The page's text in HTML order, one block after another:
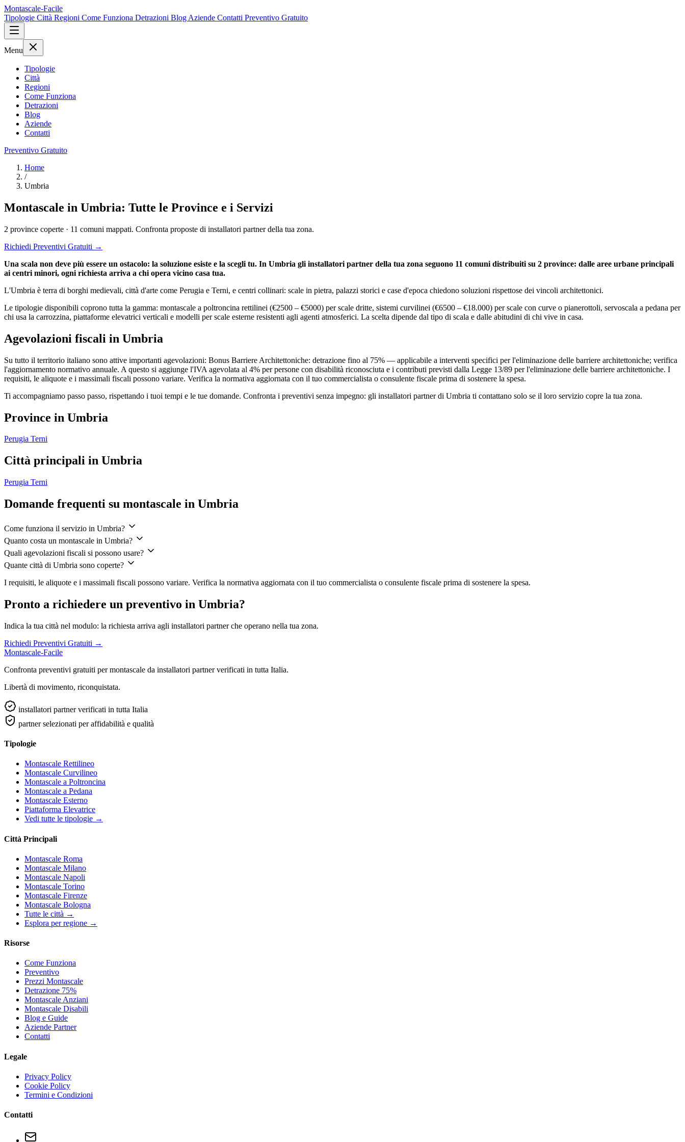
Montascale-Facile
Tipologie Città Regioni Come Funziona Detrazioni Blog Aziende Contatti Preventivo Gratuito
Menu
Tipologie
Città
Regioni
Come Funziona
Detrazioni
Blog
Aziende
Contatti
Preventivo Gratuito
Home
/
Umbria
Montascale in Umbria: Tutte le Province e i Servizi
2 province coperte · 11 comuni mappati. Confronta proposte di installatori partner della tua zona.
Richiedi Preventivi Gratuiti →
Una scala non deve più essere un ostacolo: la soluzione esiste e la scegli tu. In Umbria gli installatori partner della tua zona seguono 11 comuni distribuiti su 2 province: dalle aree urbane principali
ai centri minori, ogni richiesta arriva a chi opera vicino casa tua.
L'Umbria è terra di borghi medievali, città d'arte come Perugia e Terni, e centri collinari: scale in pietra, palazzi storici e case d'epoca chiedono soluzioni rispettose dei vincoli architettonici.
Le tipologie disponibili coprono tutta la gamma: montascale a poltroncina rettilinei (€2500 – €5000) per scale dritte, sistemi curvilinei (€6500 – €18.000) per scale con curve o pianerottoli, servoscala a pedana per
chi usa la carrozzina, piattaforme elevatrici verticali e modelli per scale esterne resistenti agli agenti atmosferici. La scelta dipende dal tipo di scala e dalle abitudini di chi vive in casa.
Agevolazioni fiscali in Umbria
Su tutto il territorio italiano sono attive importanti agevolazioni: Bonus Barriere Architettoniche: detrazione fino al 75% — applicabile a interventi specifici per l'eliminazione delle barriere architettoniche; verifica
l'aggiornamento normativo annuale. A questo si aggiunge l'IVA agevolata al 4% per persone con disabilità riconosciuta e i contributi previsti dalla Legge 13/89 per l'eliminazione delle barriere architettoniche. I
requisiti, le aliquote e i massimali fiscali possono variare. Verifica la normativa aggiornata con il tuo commercialista o consulente fiscale prima di sostenere la spesa.
Ti accompagniamo passo passo, rispettando i tuoi tempi e le tue domande. Confronta i preventivi senza impegno: gli installatori partner di Umbria ti contattano solo se il loro servizio copre la tua zona.
Province in Umbria
Perugia Terni
Città principali in Umbria
Perugia Terni
Domande frequenti su montascale in Umbria
Come funziona il servizio in Umbria?
Quanto costa un montascale in Umbria?
Quali agevolazioni fiscali si possono usare?
Quante città di Umbria sono coperte?
I requisiti, le aliquote e i massimali fiscali possono variare. Verifica la normativa aggiornata con il tuo commercialista o consulente fiscale prima di sostenere la spesa.
Pronto a richiedere un preventivo in Umbria?
Indica la tua città nel modulo: la richiesta arriva agli installatori partner che operano nella tua zona.
Richiedi Preventivi Gratuiti →
Montascale-Facile
Confronta preventivi gratuiti per montascale da installatori partner verificati in tutta Italia.
Libertà di movimento, riconquistata.
installatori partner verificati in tutta Italia
partner selezionati per affidabilità e qualità
Tipologie
Montascale Rettilineo
Montascale Curvilineo
Montascale a Poltroncina
Montascale a Pedana
Montascale Esterno
Piattaforma Elevatrice
Vedi tutte le tipologie →
Città Principali
Montascale Roma
Montascale Milano
Montascale Napoli
Montascale Torino
Montascale Firenze
Montascale Bologna
Tutte le città →
Esplora per regione →
Risorse
Come Funziona
Preventivo
Prezzi Montascale
Detrazione 75%
Montascale Anziani
Montascale Disabili
Blog e Guide
Aziende Partner
Contatti
Legale
Privacy Policy
Cookie Policy
Termini e Condizioni
Contatti